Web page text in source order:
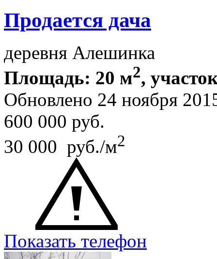
Продается дача
деревня Алешинка
Площадь: 20 м2,
Обновлено 24 ноября
600 000 руб.
30 000 руб./м2
Показать телефон